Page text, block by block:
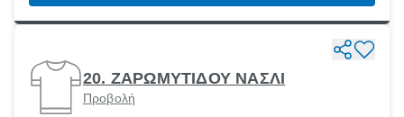
20. ΖΑΡΩΜΥΤΙΔΟΥ ΝΑΣΛΙ
Προβολή